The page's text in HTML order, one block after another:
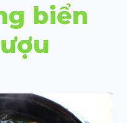
biển